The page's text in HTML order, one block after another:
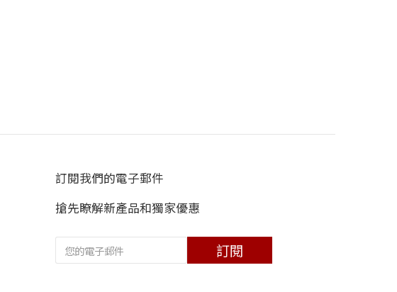
訂閱我們的電子郵件
搶先瞭解新產品和獨家優惠
訂閱